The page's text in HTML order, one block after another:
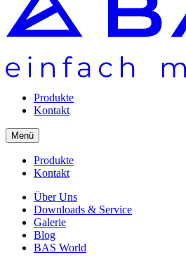
Produkte
Kontakt
Menü
Produkte
Kontakt
Über Uns
Downloads & Service
Galerie
Blog
BAS World